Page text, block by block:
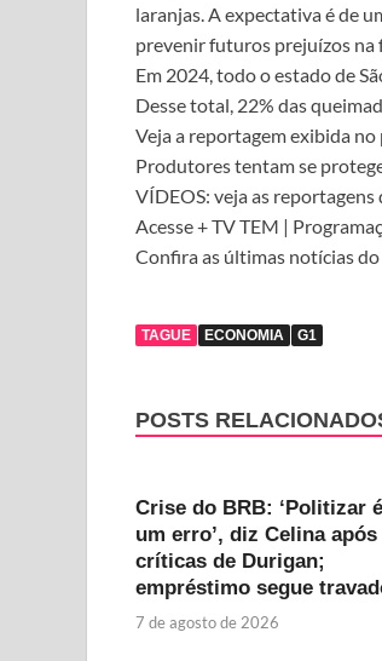
laranjas. A expectativa é de
prevenir futuros prejuízos na
Em 2024, todo o estado de
Desse total, 22% das
Veja a reportagem exibida
Produtores tentam se
VÍDEOS: veja as reportagens
Acesse + TV TEM |
Confira as últimas notícias
TAGUE ECONOMIA G1
POSTS
Crise do BRB: ‘Politizar é
um erro’, diz Celina após
críticas de Durigan;
empréstimo segue
7 de agosto de 2026